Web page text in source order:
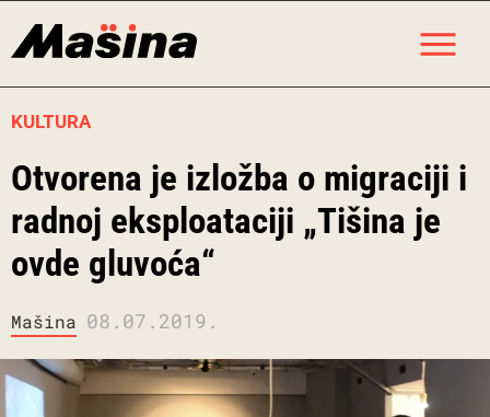
KULTURA
Otvorena je izložba o migraciji i
radnoj eksploataciji „Tišina je
ovde gluvoća“
Mašina 08.07.2019.